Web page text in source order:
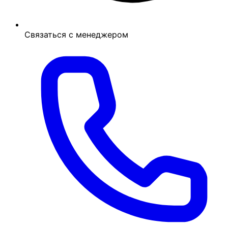
Связаться с менеджером